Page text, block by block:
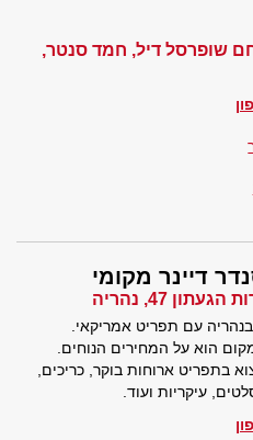
שופרסל דיל, חמד סנטר,
דיינר מקומי
47, נהריה
עם תפריט אמריקאי.
הוא על המחירים הנוחים.
בתפריט ארוחות בוקר, כריכים,
עיקריות ועוד.